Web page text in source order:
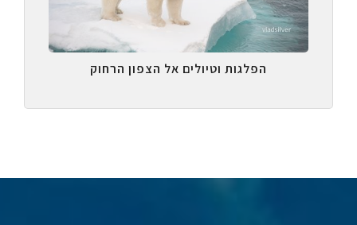
הפלגות וטיולים אל הצפון הרחוק